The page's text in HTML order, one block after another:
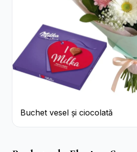
Buchet vesel și ciocolată